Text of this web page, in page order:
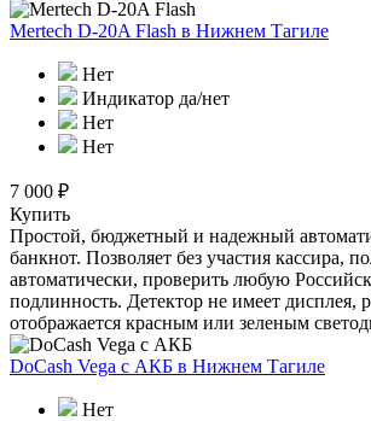
Mertech D-20A Flash в Нижнем Тагиле
Нет
Индикатор да/нет
Нет
Нет
7 000 ₽
Купить
Простой, бюджетный и надежный
банкнот. Позволяет без участия кассира,
автоматически, проверить любую
подлинность. Детектор не имеет дисплея,
отображается красным или зеленым
DoCash Vega с АКБ в Нижнем Тагиле
Нет